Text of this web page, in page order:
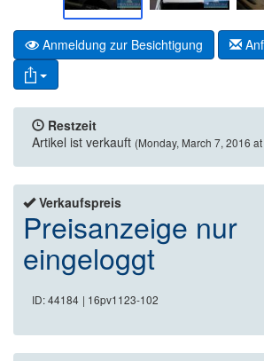
Anmeldung zur Besichtigung
Restzeit
Artikel ist verkauft (Monday, March 7, 2016
Verkaufspreis
Preisanzeige nur
eingeloggt
ID: 44184 | 16pv1123-102